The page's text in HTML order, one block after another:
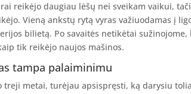
reikėjo daugiau lėšų nei sveikam vaikui,
Vieną ankstų rytą vyras važiuodamas į
bilietą. Po savaitės netikėtai
tik reikėjo naujos mašinos.
tampa palaiminimu
treji metai, turėjau apsispręsti, ką darysiu